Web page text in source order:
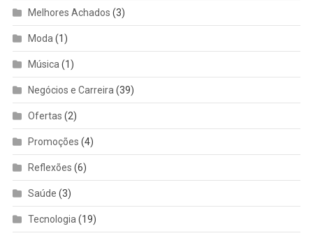
Melhores Achados (3)
Moda (1)
Música (1)
Negócios e Carreira (39)
Ofertas (2)
Promoções (4)
Reflexões (6)
Saúde (3)
Tecnologia (19)